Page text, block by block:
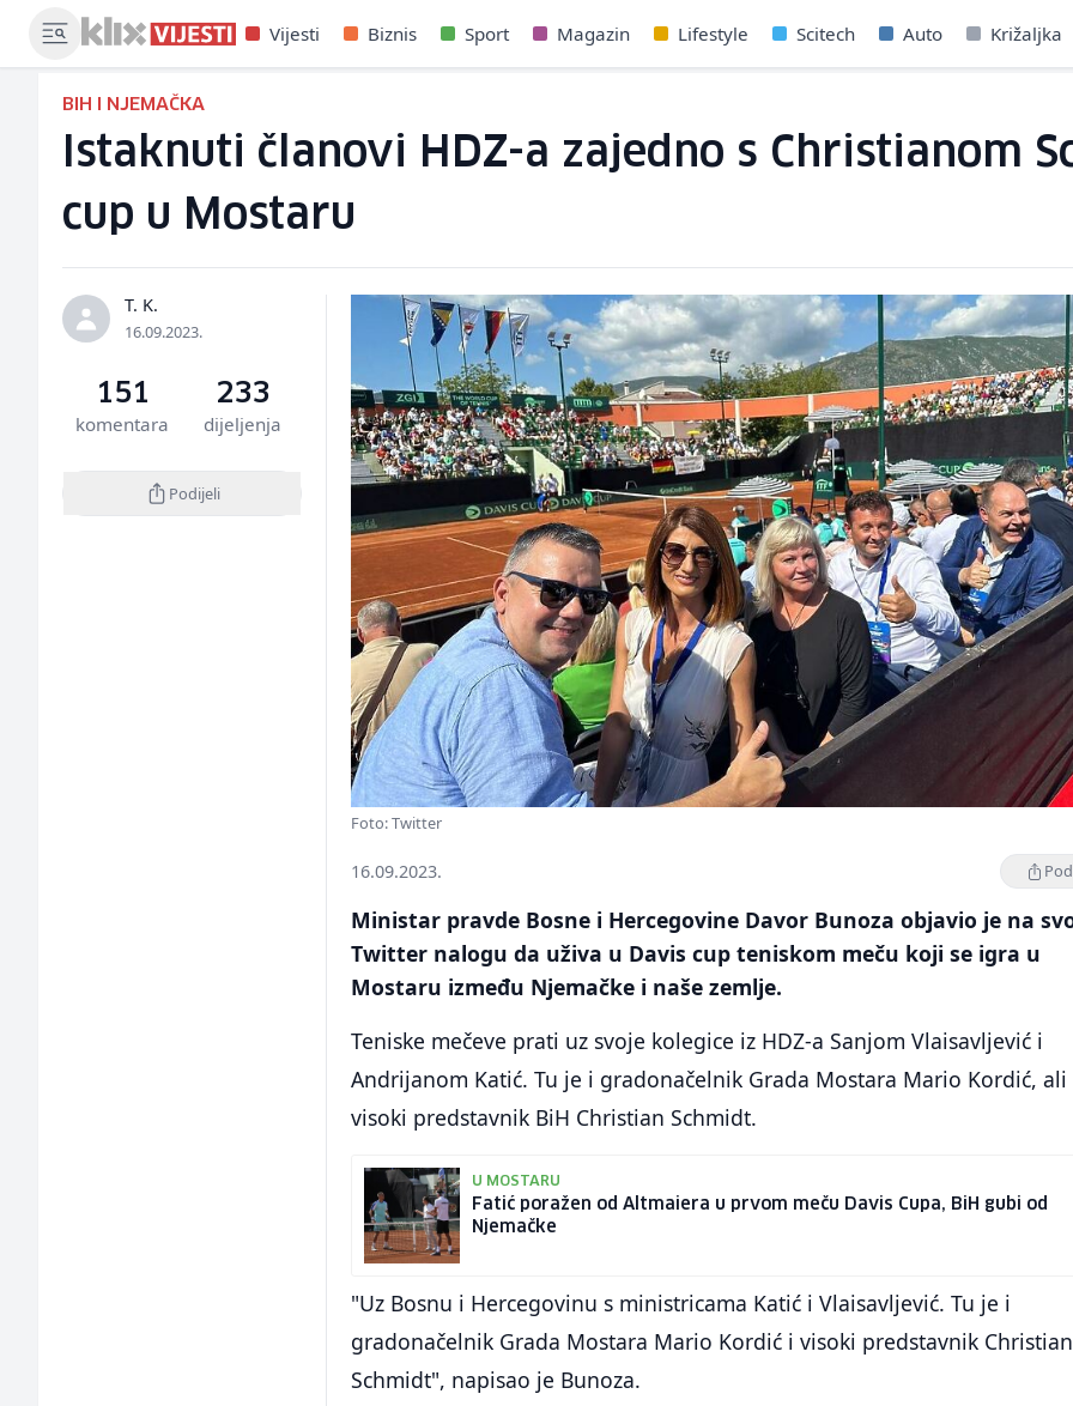
Vijesti Biznis Sport Magazin Lifestyle Scitech Auto Križaljka
BIH I NJEMAČKA
Istaknuti članovi HDZ-a zajedno s Christianom
cup u Mostaru
T. K.
16.09.2023.
151
komentara
233
dijeljenja
Podijeli
Foto: Twitter
16.09.2023.
Ministar pravde Bosne i Hercegovine Davor Bunoza objavio je na
Twitter nalogu da uživa u Davis cup teniskom meču koji se igra u
Mostaru između Njemačke i naše zemlje.
Teniske mečeve prati uz svoje kolegice iz HDZ-a Sanjom Vlaisavljević i
Andrijanom Katić. Tu je i gradonačelnik Grada Mostara Mario Kordić, ali
visoki predstavnik BiH Christian Schmidt.
U MOSTARU
Fatić poražen od Altmaiera u prvom meču Davis Cupa, BiH gubi od
Njemačke
"Uz Bosnu i Hercegovinu s ministricama Katić i Vlaisavljević. Tu je i
gradonačelnik Grada Mostara Mario Kordić i visoki predstavnik Christian
Schmidt", napisao je Bunoza.